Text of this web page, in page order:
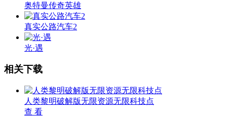
奥特曼传奇英雄
真实公路汽车2
光·遇
相关下载
人类黎明破解版无限资源无限科技点
查 看